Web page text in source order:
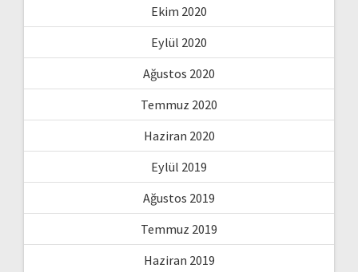
Ekim 2020
Eylül 2020
Ağustos 2020
Temmuz 2020
Haziran 2020
Eylül 2019
Ağustos 2019
Temmuz 2019
Haziran 2019